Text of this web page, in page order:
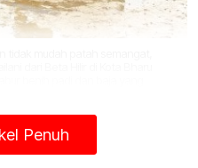
KADA
Shazlan Shokri
Penuh